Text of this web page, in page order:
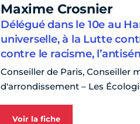
Maxime Crosnier
Délégué dans le 10e au
universelle, à la Lutte
contre le racisme,
Conseiller de Paris, Conseiller
d'arrondissement – Les
Voir la fiche